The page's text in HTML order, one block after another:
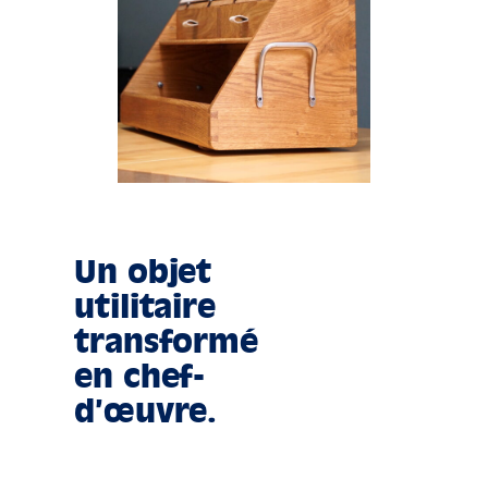
Un objet
utilitaire
transformé
en chef-
d’œuvre.